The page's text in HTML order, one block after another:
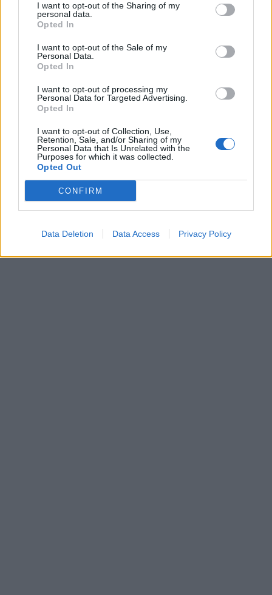
I want to opt-out of the Sharing of my
personal data.
Opted In
I want to opt-out of the Sale of my
Personal Data.
Opted In
I want to opt-out of processing my
Personal Data for Targeted Advertising.
Opted In
I want to opt-out of Collection, Use,
Retention, Sale, and/or Sharing of my
Personal Data that Is Unrelated with the
Purposes for which it was collected.
Opted Out
CONFIRM
Data Deletion Data Access Privacy Policy
In evidenza